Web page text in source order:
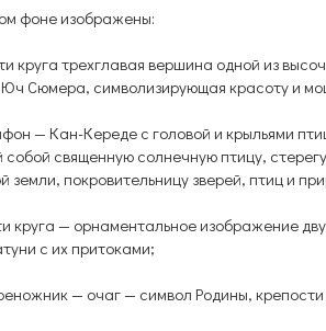
фоне изображены:
круга трехглавая вершина одной из
Сюмера, символизирующая красоту и
— Кан-Кереде с головой и крыльями
священную солнечную птицу,
земли, покровительницу зверей, птиц и
круга — орнаментальное изображение
с их притоками;
— очаг — символ Родины, крепости